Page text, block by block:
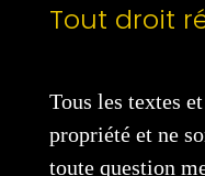
Tout droit
Tous les textes
propriété et ne
toute question